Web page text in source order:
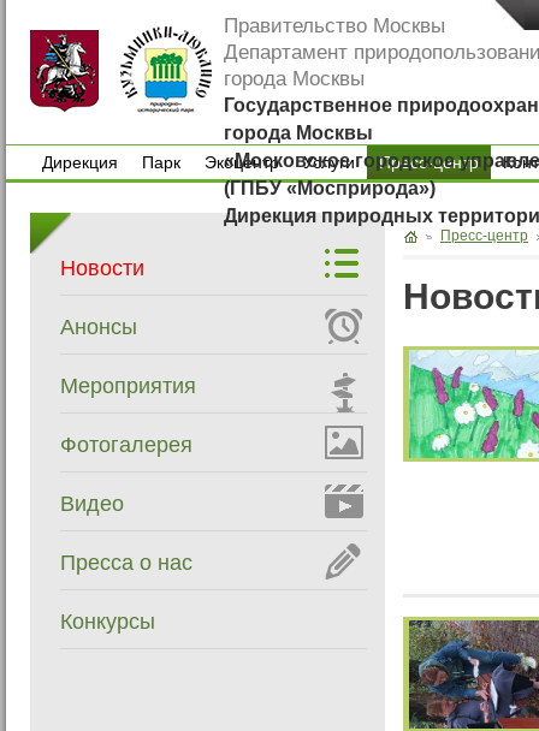
Правительство Москвы
Департамент
города Москвы
Государственное
города Москвы
«Московское городское
(ГПБУ «Мосприрода»)
Дирекция природных
Дирекция
Парк
Экоцентр
Экоцентр
Услуги
Услуги
Пресс-центр
Новости
Анонсы
Мероприятия
Фотогалерея
Видео
Пресса о нас
Конкурсы
Пресс-центр